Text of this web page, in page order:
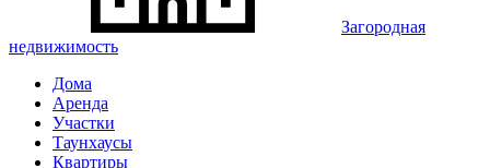
Загородная
недвижимость
Дома
Аренда
Участки
Таунхаусы
Квартиры